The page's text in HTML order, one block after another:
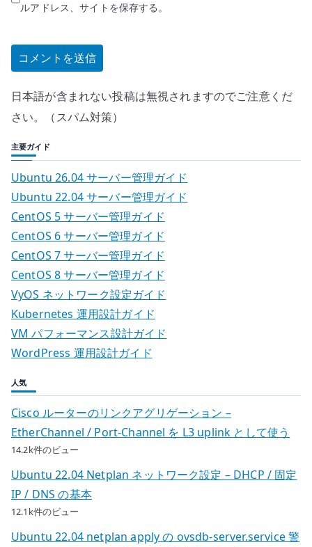
ルアドレス、サイトを保存する。
日本語が含まれない投稿は無視されますのでご注意くだ
さい。（スパム対策）
主要ガイド
Ubuntu 26.04 サーバー管理ガイド
Ubuntu 22.04 サーバー管理ガイド
CentOS 5 サーバー管理ガイド
CentOS 6 サーバー管理ガイド
CentOS 7 サーバー管理ガイド
CentOS 8 サーバー管理ガイド
VyOS ネットワーク設定ガイド
Kubernetes 運用設計ガイド
VM パフォーマンス設計ガイド
WordPress 運用設計ガイド
人気
Cisco ルーターのリンクアグリゲーション –
EtherChannel / Port-Channel を L3 uplink として使う
14.2k件のビュー
Ubuntu 22.04 Netplan ネットワーク設定 – DHCP / 固定
IP / DNS の基本
12.1k件のビュー
Ubuntu 22.04 netplan apply の ovsdb-server.service 警